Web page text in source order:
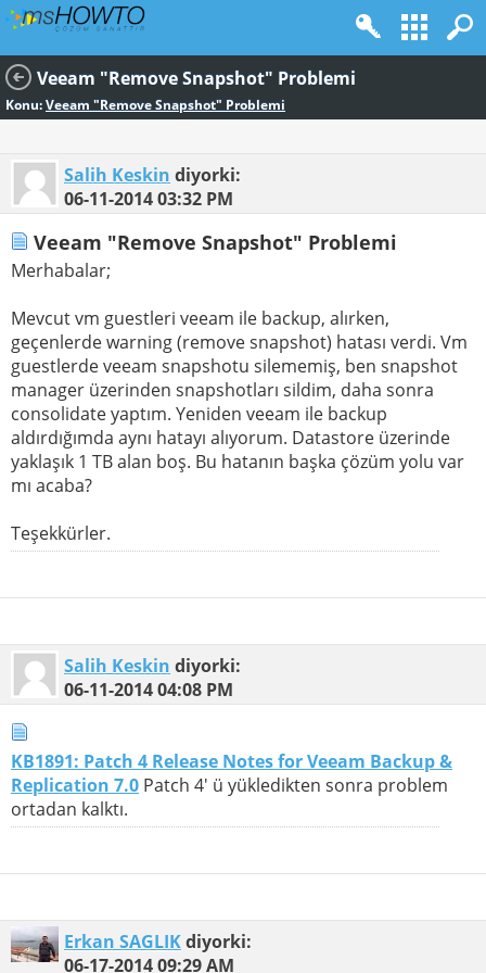
Veeam "Remove Snapshot" Problemi
Konu:Veeam "Remove Snapshot" Problemi
Salih Keskin diyorki:
06-11-201403:32 PM
Veeam "Remove Snapshot" Problemi
Merhabalar;
Mevcut vm guestleri veeam ile backup, alırken,
geçenlerde warning (remove snapshot) hatası verdi. Vm
guestlerde veeam snapshotu silememiş, ben snapshot
manager üzerinden snapshotları sildim, daha sonra
consolidate yaptım. Yeniden veeam ile backup
aldırdığımda aynı hatayı alıyorum. Datastore üzerinde
yaklaşık 1 TB alan boş. Bu hatanın başka çözüm yolu var
mı acaba?
Teşekkürler.
Salih Keskin diyorki:
06-11-201404:08 PM
KB1891: Patch 4 Release Notes for Veeam Backup &
Replication 7.0 Patch 4' ü yükledikten sonra problem
ortadan kalktı.
Erkan SAGLIKdiyorki:
06-17-201409:29 AM